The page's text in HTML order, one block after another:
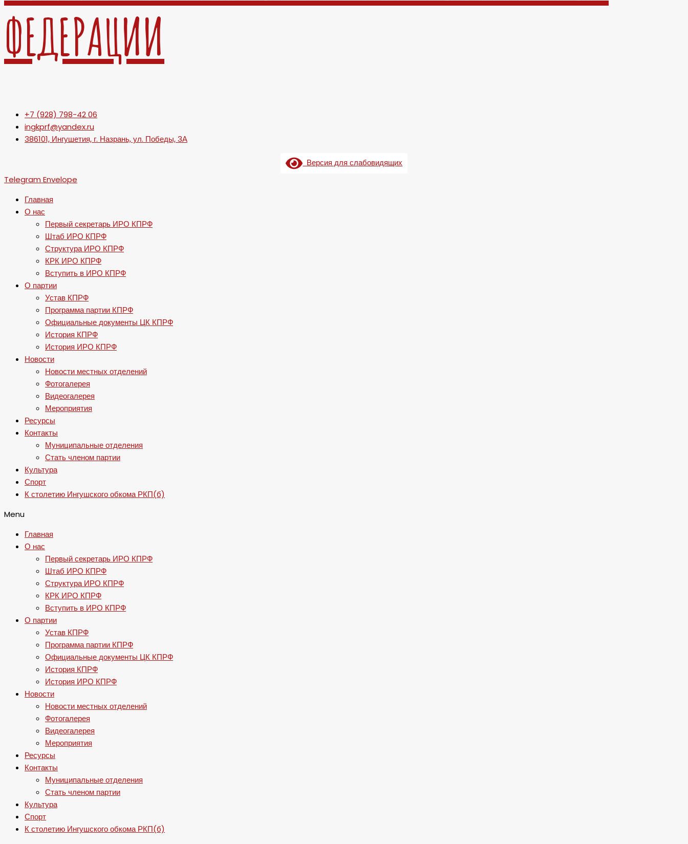
ФЕДЕРАЦИИ
+7 (928) 798-42 06
ingkprf@yandex.ru
386101, Ингушетия, г. Назрань, ул. Победы, 3А
Версия для слабовидящих
Telegram Envelope
Главная
О нас
Первый секретарь ИРО КПРФ
Штаб ИРО КПРФ
Структура ИРО КПРФ
КРК ИРО КПРФ
Вступить в ИРО КПРФ
О партии
Устав КПРФ
Программа партии КПРФ
Официальные документы ЦК КПРФ
История КПРФ
История ИРО КПРФ
Новости
Новости местных отделений
Фотогалерея
Видеогалерея
Мероприятия
Ресурсы
Контакты
Муниципальные отделения
Стать членом партии
Культура
Спорт
К столетию Ингушского обкома РКП(б)
Menu
Главная
О нас
Первый секретарь ИРО КПРФ
Штаб ИРО КПРФ
Структура ИРО КПРФ
КРК ИРО КПРФ
Вступить в ИРО КПРФ
О партии
Устав КПРФ
Программа партии КПРФ
Официальные документы ЦК КПРФ
История КПРФ
История ИРО КПРФ
Новости
Новости местных отделений
Фотогалерея
Видеогалерея
Мероприятия
Ресурсы
Контакты
Муниципальные отделения
Стать членом партии
Культура
Спорт
К столетию Ингушского обкома РКП(б)